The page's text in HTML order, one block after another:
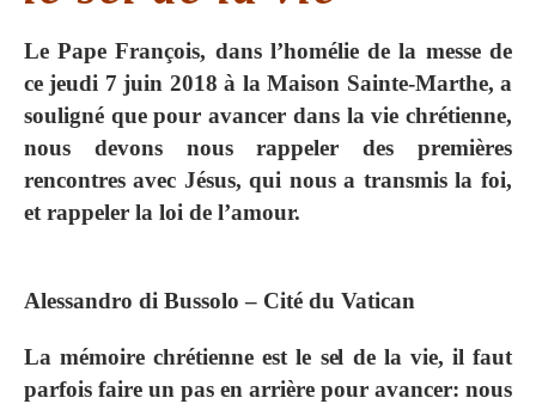
Le Pape François, dans l’homélie de la messe de
ce jeudi 7 juin 2018 à la Maison Sainte-Marthe, a
souligné que pour avancer dans la vie chrétienne,
nous devons nous rappeler des premières
rencontres avec Jésus, qui nous a transmis la foi,
et rappeler la loi de l’amour.
Alessandro di Bussolo – Cité du Vatican
La mémoire chrétienne est le sel de la vie, il faut
parfois faire un pas en arrière pour avancer: nous